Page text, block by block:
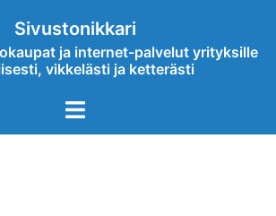
Sivustonikkari
ja internet-palvelut yrityksille
vikkelästi ja ketterästi
Toggle
menu